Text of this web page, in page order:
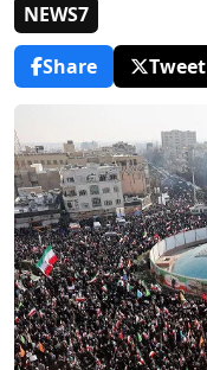
NEWS7
Share
Tweet